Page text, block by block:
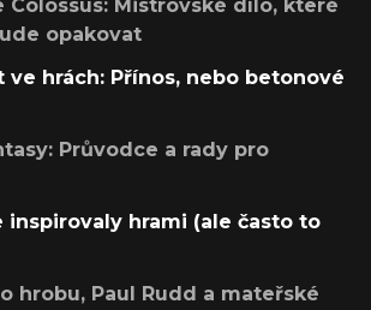
Colossus: Mistrovské dílo, které
opakovat
ve hrách: Přínos, nebo betonové
Průvodce a rady pro
inspirovaly hrami (ale často to
hrobu, Paul Rudd a mateřské